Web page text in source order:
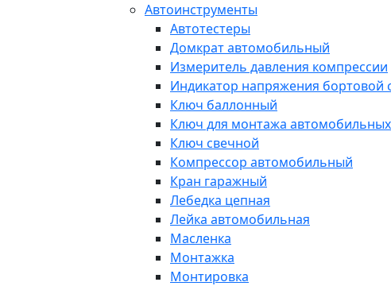
Автоинструменты
Автотестеры
Домкрат автомобильный
Измеритель давления компрессии
Индикатор напряжения бортовой
Ключ баллонный
Ключ для монтажа автомобильных
Ключ свечной
Компрессор автомобильный
Кран гаражный
Лебедка цепная
Лейка автомобильная
Масленка
Монтажка
Монтировка